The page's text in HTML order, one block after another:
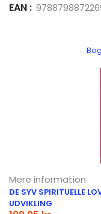
EAN :
Mere information
DE SYV SPIRITUELLE
UDVIKLING